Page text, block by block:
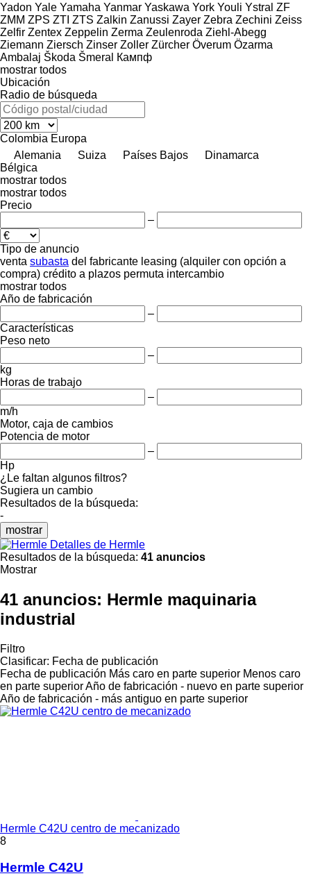
Yadon Yale Yamaha Yanmar Yaskawa York Youli Ystral ZF
ZMM ZPS ZTI ZTS Zalkin Zanussi Zayer Zebra Zechini Zeiss
Zelfir Zentex Zeppelin Zerma Zeulenroda Ziehl-Abegg
Ziemann Ziersch Zinser Zoller Zürcher Överum Özarma
Ambalaj Škoda Šmeral
Кампф
mostrar todos
Ubicación
Radio de búsqueda
Colombia Europa
Alemania
Suiza Países Bajos
Dinamarca
Bélgica
mostrar todos
mostrar todos
Precio
–
Tipo de anuncio
venta subasta del fabricante leasing (alquiler con opción a
compra) crédito a plazos permuta intercambio
mostrar todos
Año de fabricación
–
Características
Peso neto
–
kg
Horas de trabajo
–
m/h
Motor, caja de cambios
Potencia de motor
–
Hp
¿Le faltan algunos filtros?
Sugiera un cambio
Resultados de la búsqueda:
-
mostrar
Detalles de Hermle
Resultados de la búsqueda: 41 anuncios
Mostrar
41 anuncios: Hermle maquinaria
industrial
Filtro
Clasificar: Fecha de publicación
Fecha de publicación Más caro en parte superior Menos caro
en parte superiorAño de fabricación - nuevo en parte superior
Año de fabricación - más antiguo en parte superior
Hermle C42U centro de mecanizado
8
Hermle C42U